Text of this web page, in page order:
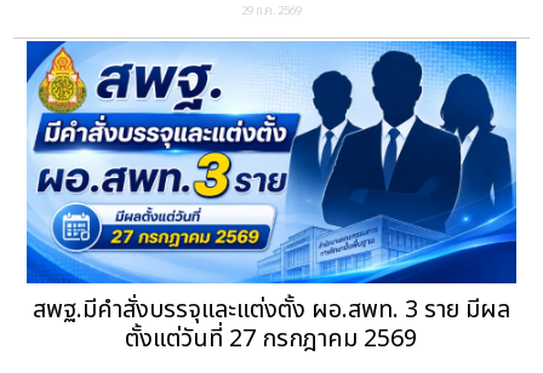
29 ก.ค. 2569
สพฐ.มีคำสั่งบรรจุและแต่งตั้ง ผอ.สพท. 3 ราย มีผล
ตั้งแต่วันที่ 27 กรกฎาคม 2569